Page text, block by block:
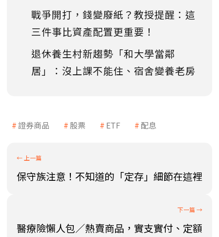
戰爭開打，錢變廢紙？教授提醒：這
三件事比資產配置更重要！
退休養生村新趨勢「和大學當鄰
居」：沒上課不能住、宿舍變養老房
證券商品 股票 ETF 配息
保守族注意！不知道的「定存」細節在這裡
醫療險懶人包／熱賣商品，實支實付、定額